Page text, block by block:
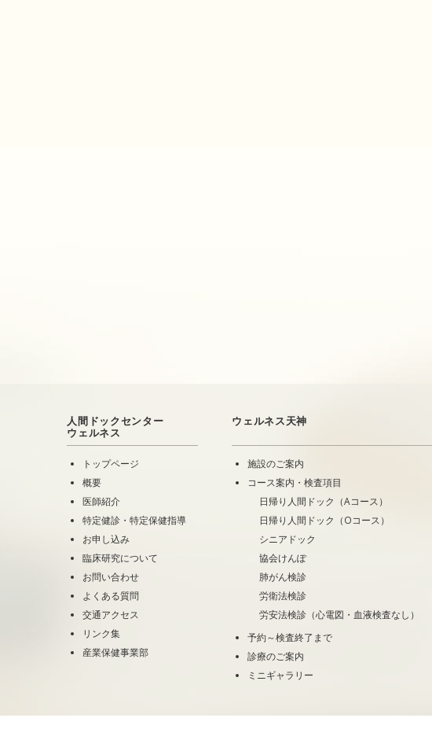
人間ドックセンター
ウェルネス
トップページ
概要
医師紹介
特定健診・特定保健指導
お申し込み
臨床研究について
お問い合わせ
よくある質問
交通アクセス
リンク集
産業保健事業部
ウェルネス天神
施設のご案内
コース案内・検査項目
日帰り人間ドック（Aコース）
日帰り人間ドック（Oコース）
シニアドック
協会けんぽ
肺がん検診
労衛法検診
労安法検診（心電図・血液検査なし）
予約～検査終了まで
診療のご案内
ミニギャラリー